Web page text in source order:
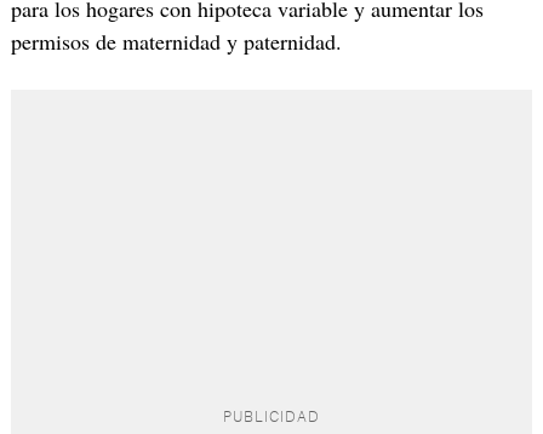
para los hogares con hipoteca variable y aumentar los
permisos de maternidad y paternidad.